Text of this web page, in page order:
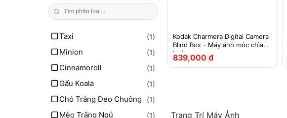
Taxi (1)
Minion (1)
Cinnamoroll (1)
Gấu Koala (1)
Chó Trắng Đeo Chuông (1)
Mèo Trắng Ngủ (1)
Kodak Charmera Digital Camera
Blind Box - Máy ảnh móc chìa
khóa
839,000 đ
Trang Trí Máy Ảnh